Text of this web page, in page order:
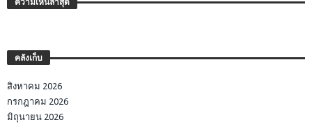
ความเห็นล่าสุด
คลังเก็บ
สิงหาคม 2026
กรกฎาคม 2026
มิถุนายน 2026